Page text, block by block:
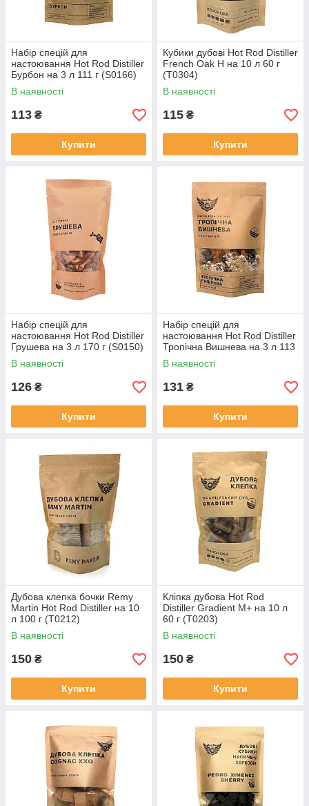
Набір спецій для
настоювання Hot Rod Distiller
Бурбон на 3 л 111 г (S0166)
В наявності
113 ₴
Купити
Кубики дубові Hot Rod Distiller
French Oak H на 10 л 60 г
(Т0304)
В наявності
115 ₴
Купити
Набір спецій для
настоювання Hot Rod Distiller
Грушева на 3 л 170 г (S0150)
В наявності
126 ₴
Купити
Набір спецій для
настоювання Hot Rod Distiller
Тропічна Вишнева на 3 л 113
г (S0167)
В наявності
131 ₴
Купити
Дубова клепка бочки Remy
Martin Hot Rod Distiller на 10
л 100 г (Т0212)
В наявності
150 ₴
Купити
Кліпка дубова Hot Rod
Distiller Gradient M+ на 10 л
60 г (T0203)
В наявності
150 ₴
Купити